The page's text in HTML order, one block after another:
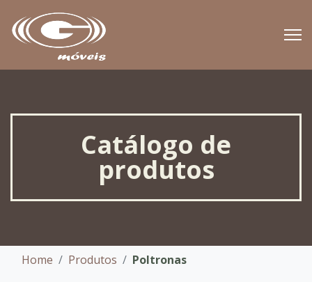
Catálogo de
produtos
Home Produtos Poltronas